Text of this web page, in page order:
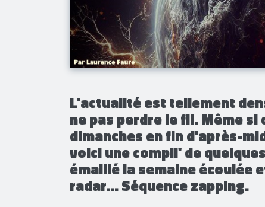
​L'actualité est tellement
ne pas perdre le fil. Même
dimanches en fin d'après-
voici une compil' de
émaillé la semaine écoulée
radar... Séquence zapping.